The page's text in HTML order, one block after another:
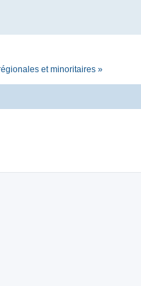
et minoritaires »